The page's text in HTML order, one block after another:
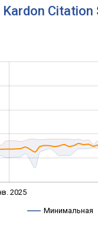
Citation
2025
Минимальная